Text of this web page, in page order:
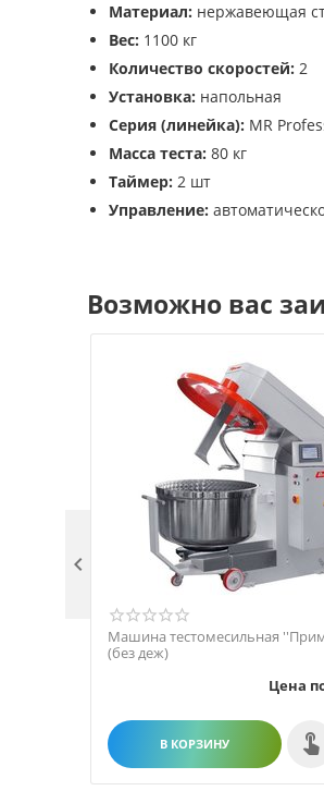
Материал: нержавеющая
Вес: 1100 кг
Количество скоростей: 2
Установка: напольная
Серия (линейка): MR
Масса теста: 80 кг
Таймер: 2 шт
Управление:
Возможно вас
Машина тестомесильная
(без деж)
Цена
В КОРЗИНУ
